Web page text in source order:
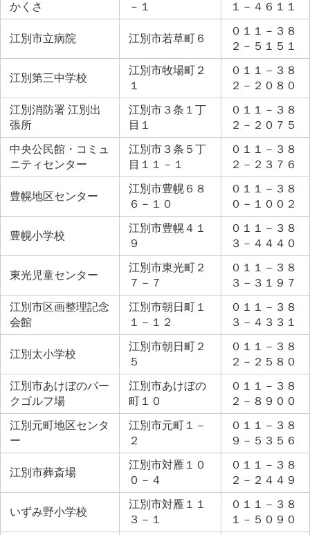
かくさ
－１
１－４６１１
江別市立病院 江別市若草町６
０１１－３８
２－５１５１
江別第三中学校
江別市牧場町２
１
０１１－３８
２－２０８０
江別消防署 江別出
張所
江別市３条１丁
目１
０１１－３８
２－２０７５
中央公民館・コミュ
ニティセンター
江別市３条５丁
目１１－１
０１１－３８
２－２３７６
豊幌地区センター
江別市豊幌６８
６－１０
０１１－３８
０－１００２
豊幌小学校
江別市豊幌４１
９
０１１－３８
３－４４４０
東光児童センター
江別市東光町２
７－７
０１１－３８
３－３１９７
江別市区画整理記念
会館
江別市朝日町１
１－１２
０１１－３８
３－４３３１
江別太小学校
江別市朝日町２
５
０１１－３８
２－２５８０
江別市あけぼのパー
クゴルフ場
江別市あけぼの
町１０
０１１－３８
２－８９００
江別元町地区センタ
ー
江別市元町１－
２
０１１－３８
９－５３５６
江別市葬斎場
江別市対雁１０
０－４
０１１－３８
２－２４４９
いずみ野小学校
江別市対雁１１
３－１
０１１－３８
１－５０９０